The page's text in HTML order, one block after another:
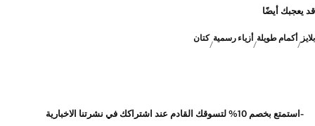
قد يعجبك أيضًا
بلايز أكمام طويلة أزياء رسمية كتان
-استمتع بخصم 10% لتسوقك القادم عند اشتراكك في نشرتنا الاخبارية